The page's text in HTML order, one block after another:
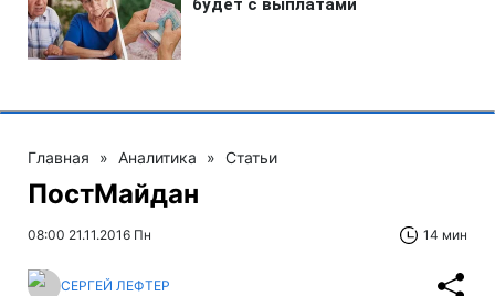
Главная » Аналитика » Статьи
ПостМайдан
08:00 21.11.2016 Пн 14 мин
СЕРГЕЙ ЛЕФТЕР